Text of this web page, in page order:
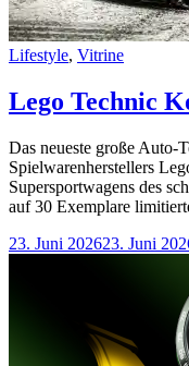
Categories
Lifestyle, Vitrine
Lego Technic
Das neueste große Auto-
Spielwarenherstellers
Supersportwagens des
auf 30 Exemplare
23. Juni 202623. Juni